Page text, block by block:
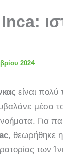
2024
είναι
μέσα
Για
, θεωρήθηκε η
των